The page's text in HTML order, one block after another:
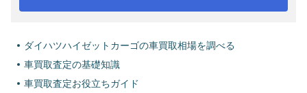
ダイハツハイゼットカーゴの車買取相場を調べる
車買取査定の基礎知識
車買取査定お役立ちガイド